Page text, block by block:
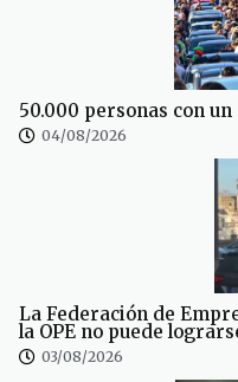
50.000 personas con
04/08/2026
La Federación de
la OPE no puede
03/08/2026